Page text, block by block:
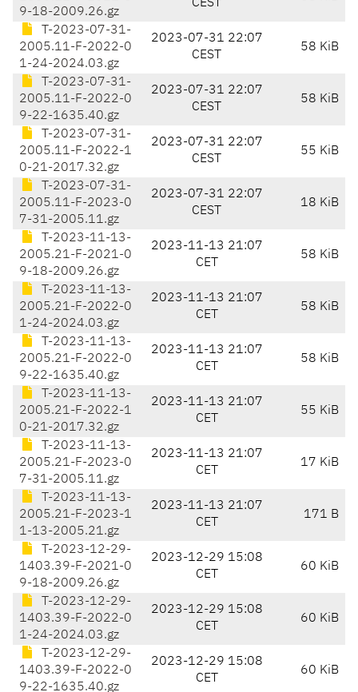
9-18-2009.26.gz
CEST
T-2023-07-31-
2005.11-F-2022-0
1-24-2024.03.gz
2023-07-31 22:07
CEST
58 KiB
T-2023-07-31-
2005.11-F-2022-0
9-22-1635.40.gz
2023-07-31 22:07
CEST
58 KiB
T-2023-07-31-
2005.11-F-2022-1
0-21-2017.32.gz
2023-07-31 22:07
CEST
55 KiB
T-2023-07-31-
2005.11-F-2023-0
7-31-2005.11.gz
2023-07-31 22:07
CEST
18 KiB
T-2023-11-13-
2005.21-F-2021-0
9-18-2009.26.gz
2023-11-13 21:07
CET
58 KiB
T-2023-11-13-
2005.21-F-2022-0
1-24-2024.03.gz
2023-11-13 21:07
CET
58 KiB
T-2023-11-13-
2005.21-F-2022-0
9-22-1635.40.gz
2023-11-13 21:07
CET
58 KiB
T-2023-11-13-
2005.21-F-2022-1
0-21-2017.32.gz
2023-11-13 21:07
CET
55 KiB
T-2023-11-13-
2005.21-F-2023-0
7-31-2005.11.gz
2023-11-13 21:07
CET
17 KiB
T-2023-11-13-
2005.21-F-2023-1
1-13-2005.21.gz
2023-11-13 21:07
CET
171 B
T-2023-12-29-
1403.39-F-2021-0
9-18-2009.26.gz
2023-12-29 15:08
CET
60 KiB
T-2023-12-29-
1403.39-F-2022-0
1-24-2024.03.gz
2023-12-29 15:08
CET
60 KiB
T-2023-12-29-
1403.39-F-2022-0
9-22-1635.40.gz
2023-12-29 15:08
CET
60 KiB